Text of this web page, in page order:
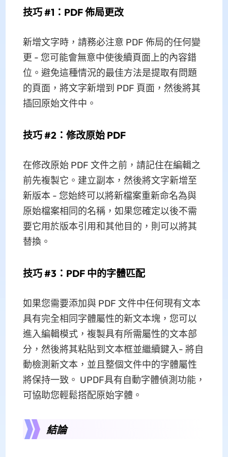
技巧 #1：PDF 佈局更改
新增文字時，請務必注意 PDF 佈局的任何變
更 - 您可能會無意中使後續頁面上的內容錯
位。避免這種情況的最佳方法是提取有問題
的頁面，將文字新增到 PDF 頁面，然後將其
插回原始文件中。
技巧 #2：修改原始 PDF
在修改原始 PDF 文件之前，請記住在編輯之
前先複製它。建立副本，然後將文字新增至
新版本 - 您始終可以將新檔案重新命名為與
原始檔案相同的名稱，如果您確定以後不需
要它用於版本引用和其他目的，則可以將其
替換。
技巧 #3：PDF 中的字體匹配
如果您需要添加與 PDF 文件中任何現有文本
具有完全相同字體屬性的新文本塊，您可以
進入編輯模式，複製具有所需屬性的文本部
分，然後將其粘貼到文本框並繼續鍵入- 將自
動檢測新文本，並且整個文件中的字體屬性
將保持一致。 UPDF具有自動字體偵測功能，
可協助您輕鬆搭配原始字體。
結論